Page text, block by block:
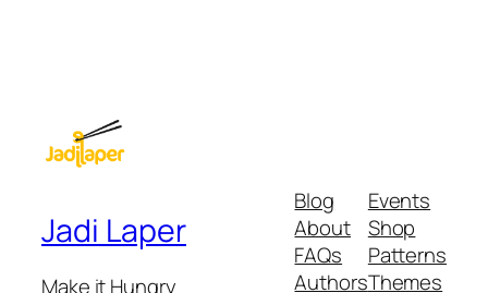
Jadi Laper
Make it Hungry
Blog
About
FAQs
Authors
Events
Shop
Patterns
Themes